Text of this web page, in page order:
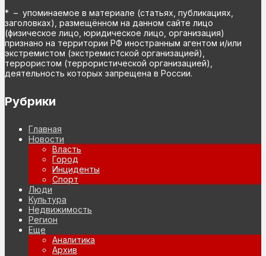
* – упоминаемое в материале (статьях, публикациях,
заголовках), размещённом на данном сайте лицо
(физическое лицо, юридическое лицо, организация)
признано на территории РФ иностранным агентом и/или
экстремистом (экстремистской организацией),
террористом (террористической организацией),
деятельность которых запрещена в России.
Рубрики
Главная
Новости
Власть
Город
Инциденты
Спорт
Люди
Культура
Недвижимость
Регион
Еще
Аналитика
Архив